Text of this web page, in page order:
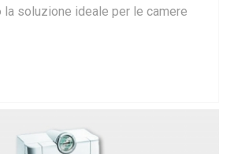
la soluzione ideale per le camere